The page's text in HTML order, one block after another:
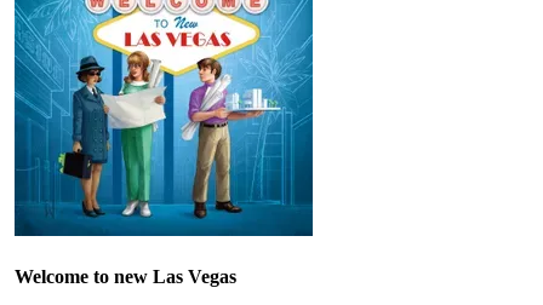
Welcome to new Las Vegas